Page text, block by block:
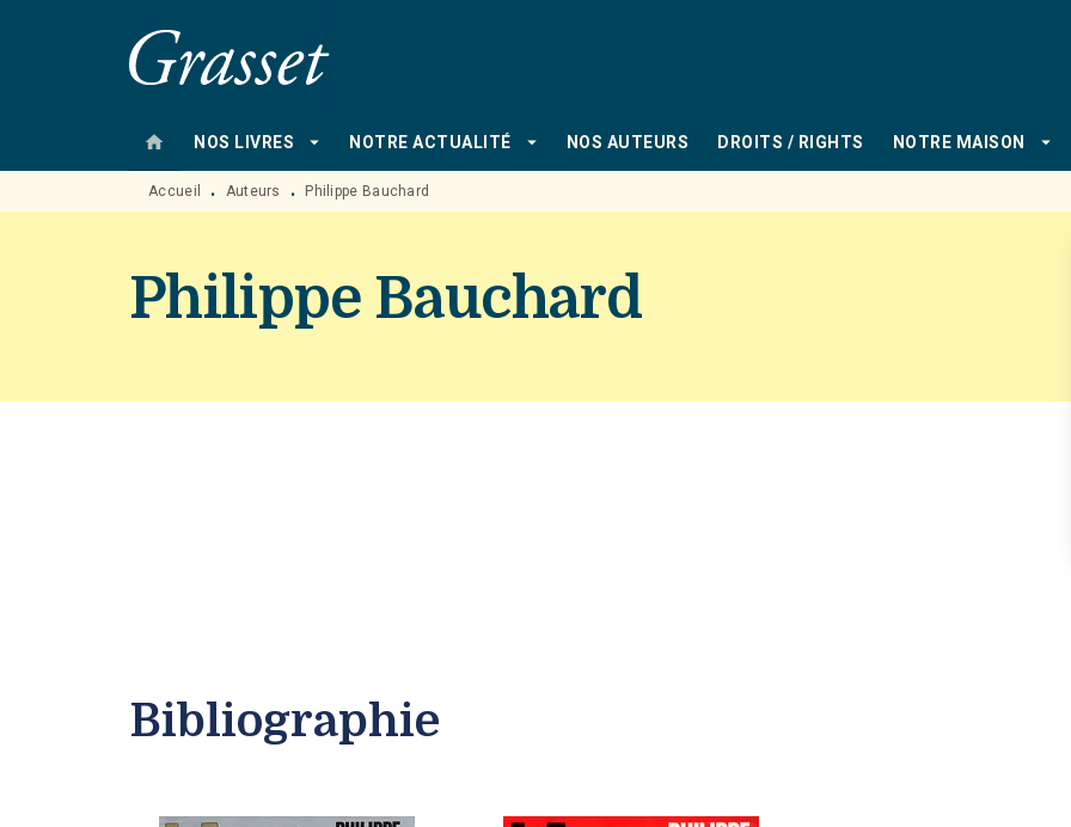
MENU RECHERCHE
home NOS LIVRES arrow_drop_down NOTRE ACTUALITÉ arrow_drop_down NOS AUTEURS DROITS / RIGHTS NOTRE MAISON arrow_drop_down
Accueil • Auteurs • Philippe Bauchard
Philippe Bauchard
Bibliographie